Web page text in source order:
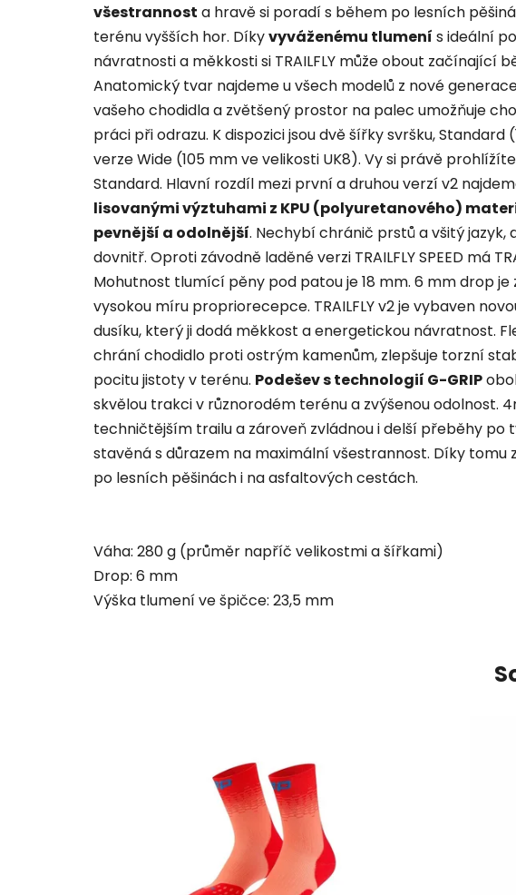
všestrannost a hravě si poradí s během po lesních
terénu vyšších hor. Díkyvyváženému tlumení s ideální
návratnosti a měkkosti si TRAILFLY může obout začínající
Anatomický tvar najdeme u všech modelů z nové
vašeho chodidla a zvětšený prostor na palec umožňuje
práci při odrazu. K dispozici jsou dvě šířky svršku, Standard
verze Wide (105 mm ve velikosti UK8). Vy si právě
Standard. Hlavní rozdíl mezi první a druhou verzí v2
lisovanými výztuhami z KPU (polyuretanového)
pevnější a odolnější. Nechybí chránič prstů a všitý
dovnitř. Oproti závodně laděné verzi TRAILFLY SPEED má
Mohutnost tlumící pěny pod patou je 18 mm. 6 mm drop
vysokou míru propriorecepce. TRAILFLY v2 je vybaven
dusíku, který ji dodá měkkost a energetickou návratnost.
chrání chodidlo proti ostrým kamenům, zlepšuje torzní
pocitu jistoty v terénu. Podešev s technologií G-GRIP
skvělou trakci v různorodém terénu a zvýšenou odolnost.
techničtějším trailu a zároveň zvládnou i delší přeběhy po
stavěná s důrazem na maximální všestrannost. Díky
po lesních pěšinách i na asfaltových cestách.
Váha: 280 g (průměr napříč velikostmi a šířkami)
Drop: 6 mm
Výška tlumení ve špičce: 23,5 mm